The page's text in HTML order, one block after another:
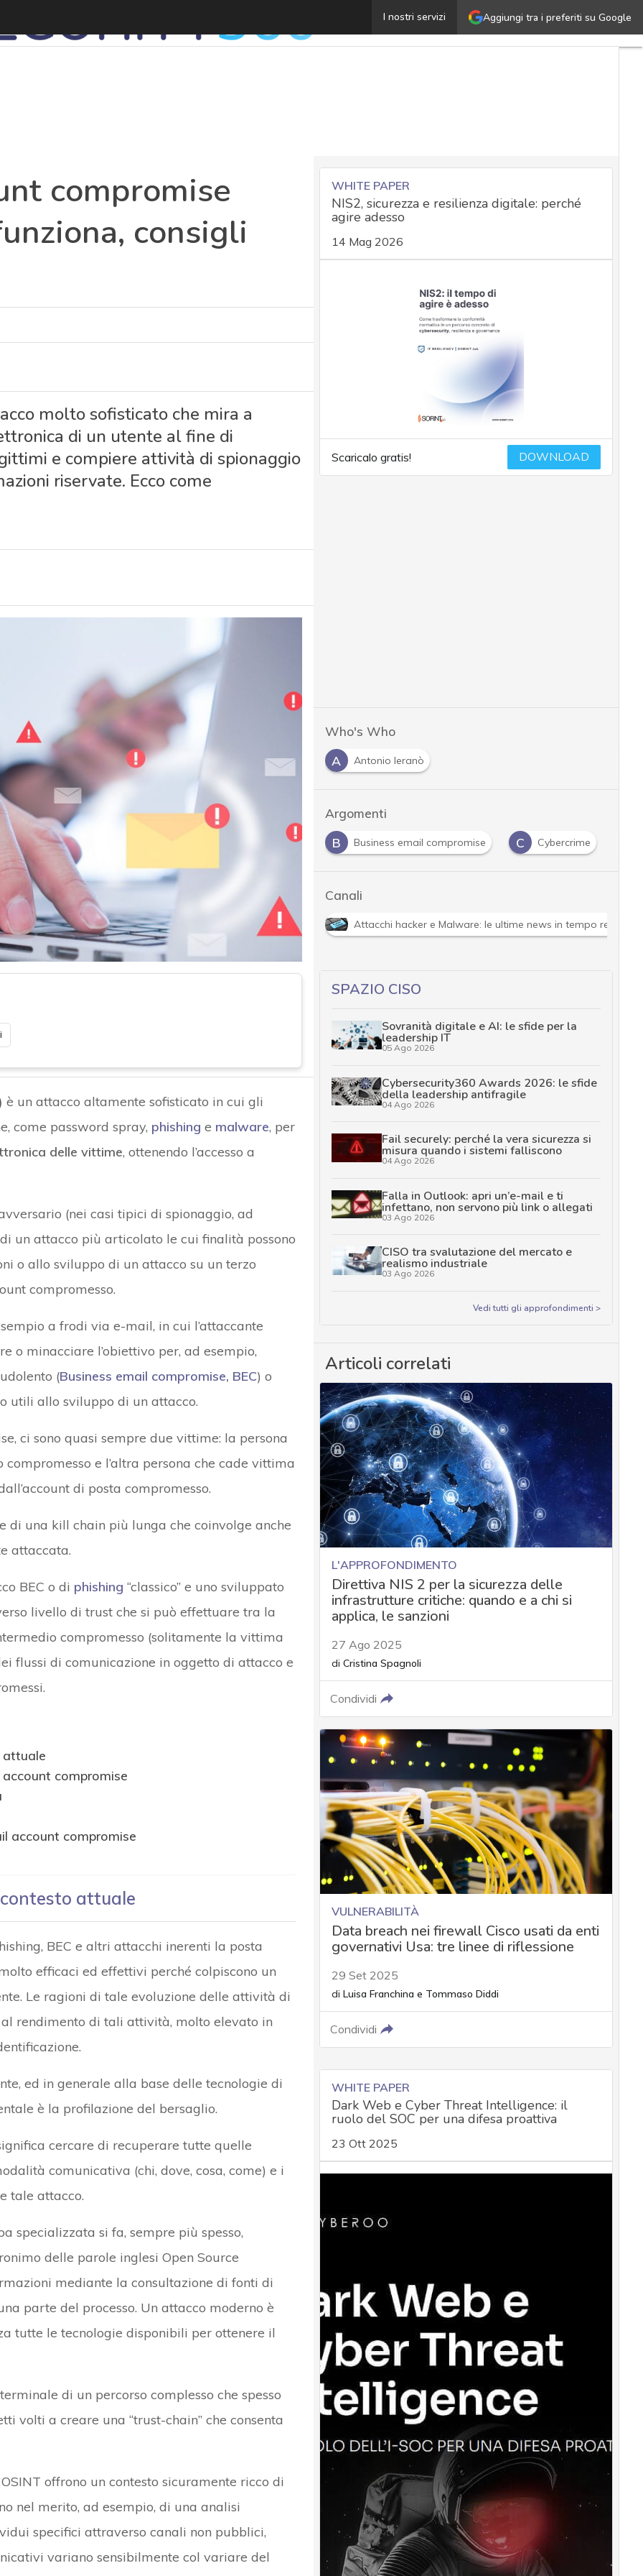
Aggiungi tra i preferiti su Google
I nostri servizi
Attacco Email account compromise (EAC): cos’è, come
compromise
consigli
molto sofisticato che mira a
di un utente al fine di
e compiere attività di spionaggio
riservate. Ecco come
è un attacco altamente sofisticato in cui gli
come password spray, phishing e malware, per
delle vittime, ottenendo l’accesso a
(nei casi tipici di spionaggio, ad
un attacco più articolato le cui finalità possono
o allo sviluppo di un attacco su un terzo
compromesso.
a frodi via e-mail, in cui l’attaccante
o minacciare l’obiettivo per, ad esempio,
(Business email compromise, BEC) o
utili allo sviluppo di un attacco.
ci sono quasi sempre due vittime: la persona
e l’altra persona che cade vittima
di posta compromesso.
di una kill chain più lunga che coinvolge anche
attaccata.
BEC o di phishing “classico” e uno sviluppato
livello di trust che si può effettuare tra la
compromesso (solitamente la vittima
flussi di comunicazione in oggetto di attacco e
attuale
compromise
account compromise
attuale
BEC e altri attacchi inerenti la posta
efficaci ed effettivi perché colpiscono un
Le ragioni di tale evoluzione delle attività di
rendimento di tali attività, molto elevato in
ed in generale alla base delle tecnologie di
è la profilazione del bersaglio.
cercare di recuperare tutte quelle
comunicativa (chi, dove, cosa, come) e i
tale attacco.
specializzata si fa, sempre più spesso,
delle parole inglesi Open Source
mediante la consultazione di fonti di
parte del processo. Un attacco moderno è
tutte le tecnologie disponibili per ottenere il
di un percorso complesso che spesso
volti a creare una “trust-chain” che consenta
offrono un contesto sicuramente ricco di
nel merito, ad esempio, di una analisi
specifici attraverso canali non pubblici,
variano sensibilmente col variare del
WHITE PAPER
NIS2, sicurezza e resilienza digitale: perché
agire adesso
14 Mag 2026
Scaricalo gratis! DOWNLOAD
Who's Who
A
Antonio Ieranò
Argomenti
BEC B Business email compromise C Cybercrime
Canali
Attacchi hacker e Malware: le ultime news in tempo reale e
SPAZIO CISO
Sovranità digitale e AI: le sfide per la
leadership IT
05 Ago 2026
Cybersecurity360 Awards 2026: le sfide
della leadership antifragile
04 Ago 2026
Fail securely: perché la vera sicurezza si
misura quando i sistemi falliscono
04 Ago 2026
Falla in Outlook: apri un’e-mail e ti
infettano, non servono più link o allegati
03 Ago 2026
CISO tra svalutazione del mercato e
realismo industriale
03 Ago 2026
Vedi tutti gli approfondimenti >
Articoli correlati
L'APPROFONDIMENTO
Direttiva NIS 2 per la sicurezza delle
infrastrutture critiche: quando e a chi si
applica, le sanzioni
27 Ago 2025
di Cristina Spagnoli
Condividi
VULNERABILITÀ
Data breach nei firewall Cisco usati da enti
governativi Usa: tre linee di riflessione
29 Set 2025
di Luisa Franchina e Tommaso Diddi
Condividi
WHITE PAPER
Dark Web e Cyber Threat Intelligence: il
ruolo del SOC per una difesa proattiva
23 Ott 2025